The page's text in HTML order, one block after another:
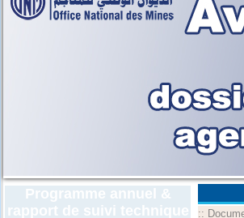
Programme annuel &
rapport de suivi technique
::